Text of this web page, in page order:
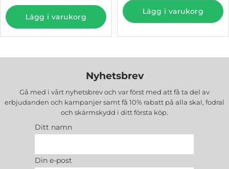
Lägg i varukorg
Lägg i varukorg
Nyhetsbrev
Gå med i vårt nyhetsbrev och var först med att få ta del av
erbjudanden och kampanjer samt få 10% rabatt på alla skal, fodral
och skärmskydd i ditt första köp.
Ditt namn
Din e-post